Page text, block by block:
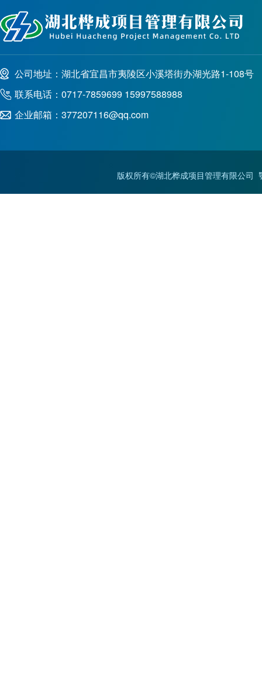
公司地址：湖北省宜昌市夷陵区小溪塔街办湖光路1-108号
联系电话：0717-7859699 15997588988
企业邮箱：377207116@qq.com
版权所有©湖北桦成项目管理有限公司